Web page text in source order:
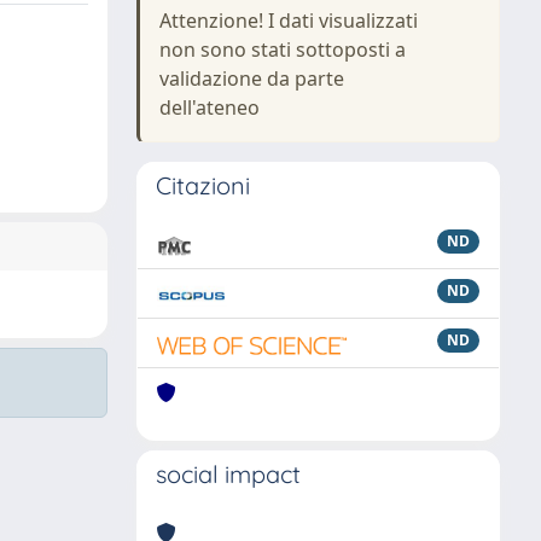
Attenzione! I dati visualizzati
non sono stati sottoposti a
validazione da parte
dell'ateneo
Citazioni
ND
ND
ND
social impact